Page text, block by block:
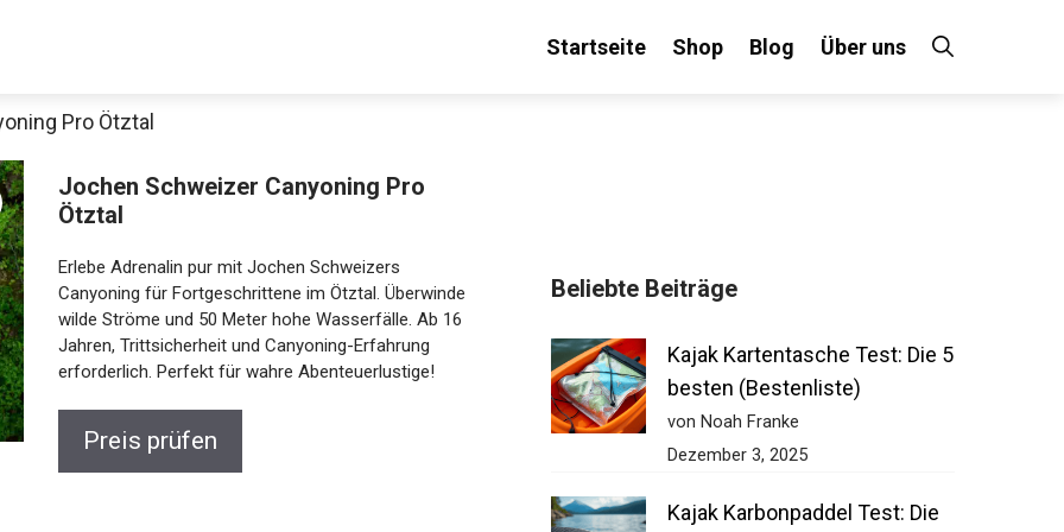
Startseite Shop Blog Über uns
Pro Ötztal
Jochen Schweizer Canyoning Pro
Ötztal
Erlebe Adrenalin pur mit Jochen Schweizers
Canyoning für Fortgeschrittene im Ötztal. Überwinde
wilde Ströme und 50 Meter hohe Wasserfälle. Ab 16
Jahren, Trittsicherheit und Canyoning-Erfahrung
erforderlich. Perfekt für wahre Abenteuerlustige!
Preis prüfen
Beliebte Beiträge
Kajak Kartentasche Test: Die
5 besten (Bestenliste)
von Noah Franke
Dezember 3, 2025
Kajak Karbonpaddel Test: Die
Jetzt anschauen